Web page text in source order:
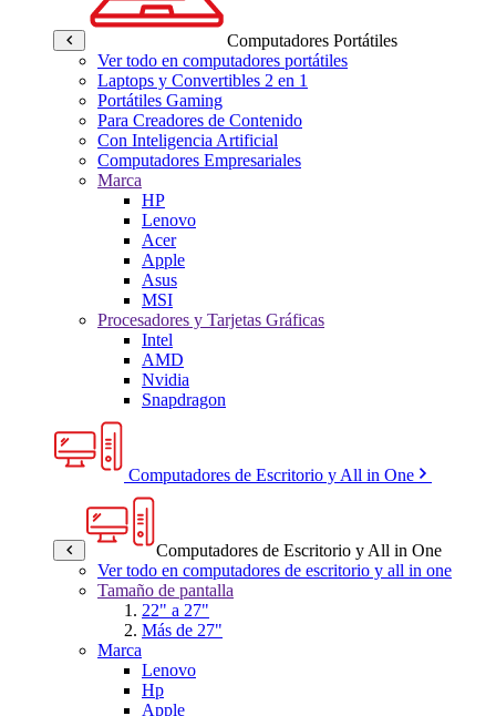
Computadores Portátiles
Ver todo en computadores portátiles
Laptops y Convertibles 2 en 1
Portátiles Gaming
Para Creadores de Contenido
Con Inteligencia Artificial
Computadores Empresariales
Marca
HP
Lenovo
Acer
Apple
Asus
MSI
Procesadores y Tarjetas Gráficas
Intel
AMD
Nvidia
Snapdragon
Computadores de Escritorio y All in One
Computadores de Escritorio y All in One
Ver todo en computadores de escritorio y all in one
Tamaño de pantalla
22" a 27"
Más de 27"
Marca
Lenovo
Hp
Apple